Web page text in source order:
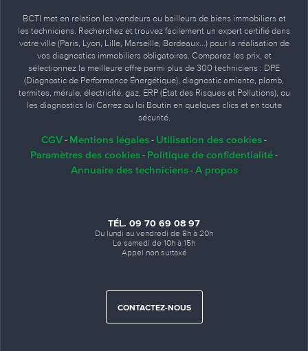
BCTI met en relation les vendeurs ou bailleurs de biens immobiliers et
les techniciens. Recherchez et trouvez facilement un expert certifié dans
votre ville (Paris, Lyon, Lille, Marseille, Bordeaux…) pour la réalisation de
vos diagnostics immobiliers obligatoires. Comparez les prix, et
sélectionnez la meilleure offre parmi plus de 300 techniciens : DPE
(Diagnostic de Performance Énergétique), diagnostic amiante, plomb,
termites, mérule, électricité, gaz, ERP (État des Risques et Pollutions), ou
les diagnostics loi Carrez ou loi Boutin en quelques clics et en toute
sécurité.
CGV - Mentions légales - Utilisation des cookies -
Paramètres des cookies - Politique de confidentialité -
Annuaire des techniciens- A propos
TÉL. 09 70 69 08 97
Du lundi au vendredi de 8h à 20h
Le samedi de 10h à 15h
Appel non surtaxé
CONTACTEZ-NOUS